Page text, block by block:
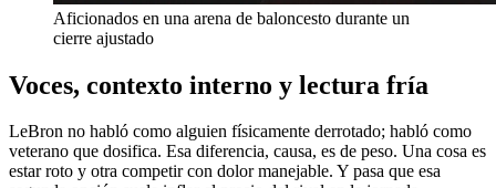
Aficionados en una arena de baloncesto durante un
cierre ajustado
Voces, contexto interno y lectura fría
LeBron no habló como alguien físicamente derrotado; habló como
veterano que dosifica. Esa diferencia, causa, es de peso. Una cosa es
estar roto y otra competir con dolor manejable. Y pasa que esa